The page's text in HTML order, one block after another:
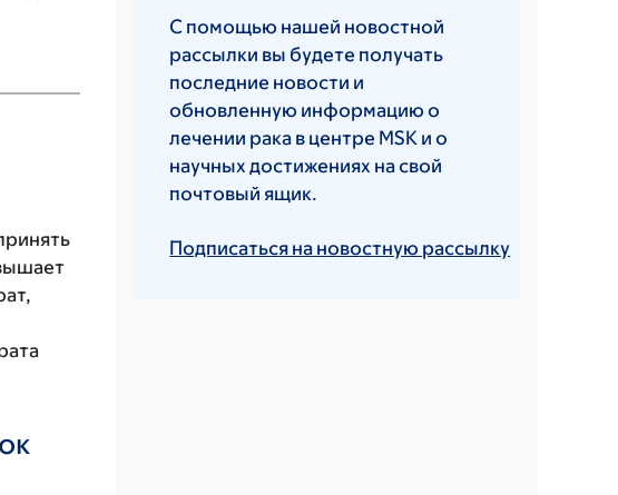
С помощью нашей новостной
рассылки вы будете получать
последние новости и
обновленную информацию о
лечении рака в центре MSK и о
научных достижениях на свой
почтовый ящик.
Подписаться на новостную рассылку